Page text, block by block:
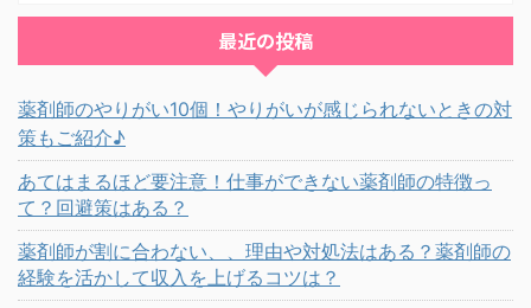
最近の投稿
薬剤師のやりがい10個！やりがいが感じられないときの対
策もご紹介♪
あてはまるほど要注意！仕事ができない薬剤師の特徴っ
て？回避策はある？
薬剤師が割に合わない、、理由や対処法はある？薬剤師の
経験を活かして収入を上げるコツは？